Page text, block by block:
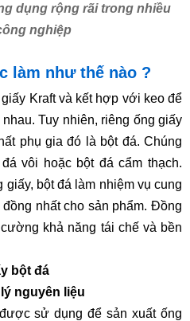
dụng rộng rãi trong nhiều
nghiệp
làm như thế nào ?
Kraft và kết hợp với keo để
Tuy nhiên, riêng ống giấy
phụ gia đó là bột đá. Chúng
vôi hoặc bột đá cẩm thạch.
giấy, bột đá làm nhiệm vụ cung
nhất cho sản phẩm. Đồng
khả năng tái chế và bền
bột đá
nguyên liệu
sử dụng để sản xuất ống